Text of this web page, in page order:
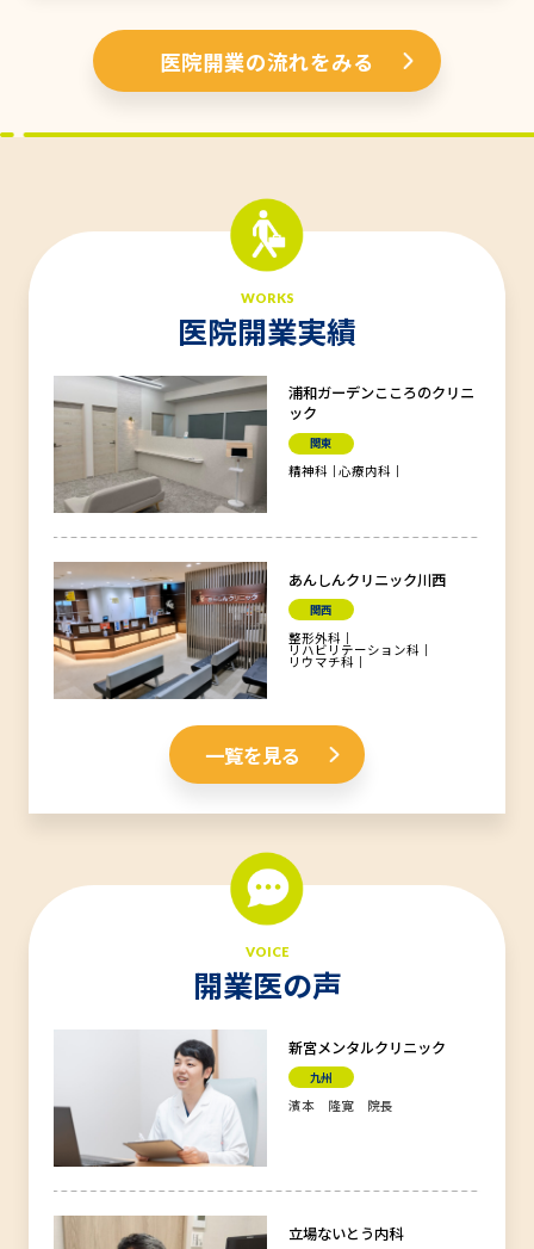
医院開業の流れをみる
WORKS
医院開業実績
浦和ガーデンこころのクリニ
ック
関東
精神科 心療内科
あんしんクリニック川西
関西
整形外科
リハビリテーション科
リウマチ科
一覧を見る
VOICE
開業医の声
新宮メンタルクリニック
九州
濱本 隆寛 院長
立場ないとう内科